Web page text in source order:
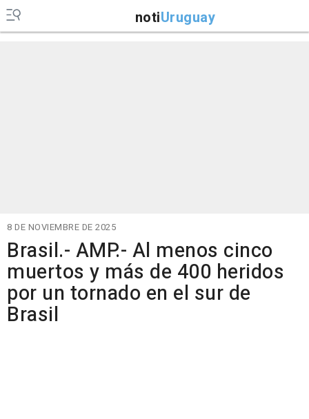
notiUruguay
8 DE NOVIEMBRE DE 2025
Brasil.- AMP.- Al menos cinco
muertos y más de 400 heridos
por un tornado en el sur de
Brasil